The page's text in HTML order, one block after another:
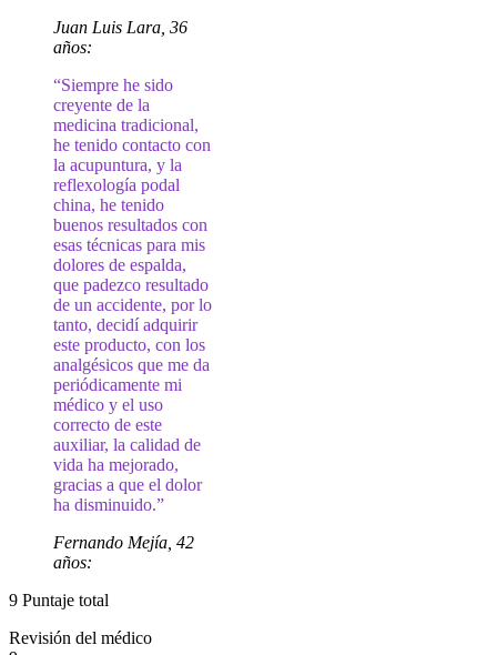
Juan Luis Lara, 36
años:
“Siempre he sido
creyente de la
medicina tradicional,
he tenido contacto con
la acupuntura, y la
reflexología podal
china, he tenido
buenos resultados con
esas técnicas para mis
dolores de espalda,
que padezco resultado
de un accidente, por lo
tanto, decidí adquirir
este producto, con los
analgésicos que me da
periódicamente mi
médico y el uso
correcto de este
auxiliar, la calidad de
vida ha mejorado,
gracias a que el dolor
ha disminuido.”
Fernando Mejía, 42
años:
9 Puntaje total
Revisión del médico